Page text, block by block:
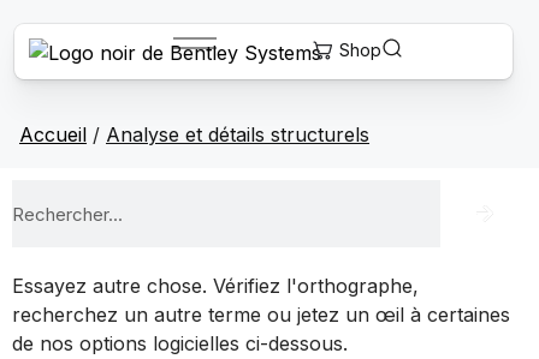
Accueil / Analyse et détails structurels
Essayez autre chose. Vérifiez l'orthographe,
recherchez un autre terme ou jetez un œil à certaines
de nos options logicielles ci-dessous.